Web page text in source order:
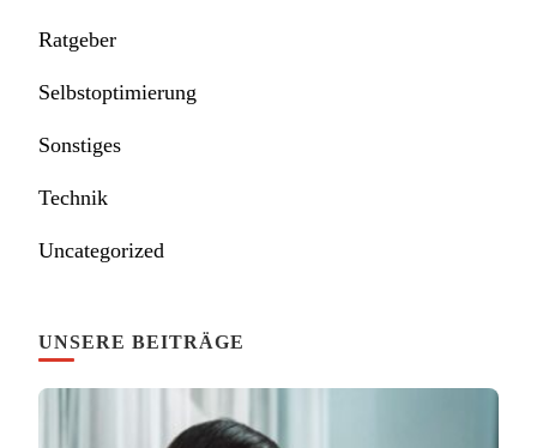
Ratgeber
Selbstoptimierung
Sonstiges
Technik
Uncategorized
UNSERE BEITRÄGE